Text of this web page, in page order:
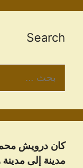
Search
عن:
كان درويش
مدينة إلى